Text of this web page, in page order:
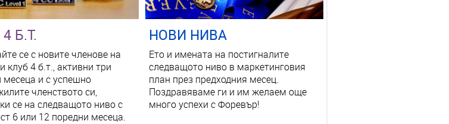
Б.Т.
се с новите членове на
клуб 4 б.т., активни три
месеца и с успешно
членството си,
се на следващото ниво с
6 или 12 поредни месеца.
НОВИ НИВА
Ето и имената на постигналите
следващото ниво в маркетинговия
план през предходния месец.
Поздравяваме ги и им желаем още
много успехи с Форевър!